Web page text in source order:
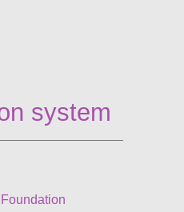
system